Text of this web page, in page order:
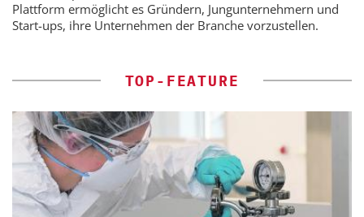
Plattform ermöglicht es Gründern, Jungunternehmern und
Start-ups, ihre Unternehmen der Branche vorzustellen.
TOP-FEATURE